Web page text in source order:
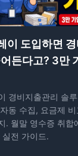
이 도입하면
든다고? 3만
경비지출관리 솔
동 수집, 요금제
. 월말 영수증 취합
실전 가이드.